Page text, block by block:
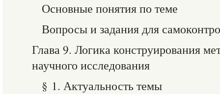
Основные понятия по теме
Вопросы и задания для
Глава 9. Логика конструирования
научного исследования
§ 1. Актуальность темы